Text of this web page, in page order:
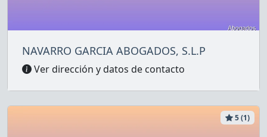
NAVARRO GARCIA ABOGADOS, S.L.P
Ver dirección y datos de contacto
5 (1)